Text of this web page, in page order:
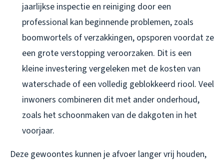
jaarlijkse inspectie en reiniging door een
professional kan beginnende problemen, zoals
boomwortels of verzakkingen, opsporen voordat ze
een grote verstopping veroorzaken. Dit is een
kleine investering vergeleken met de kosten van
waterschade of een volledig geblokkeerd riool. Veel
inwoners combineren dit met ander onderhoud,
zoals het schoonmaken van de dakgoten in het
voorjaar.
Deze gewoontes kunnen je afvoer langer vrij houden,